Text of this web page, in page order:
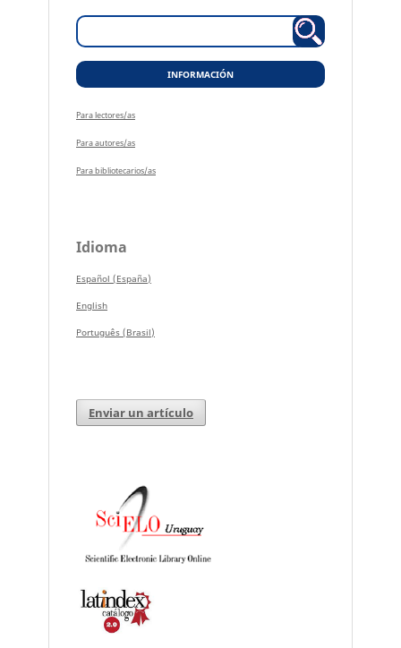
INFORMACIÓN
Para lectores/as
Para autores/as
Para bibliotecarios/as
Idioma
Español (España)
English
Português (Brasil)
Enviar un artículo